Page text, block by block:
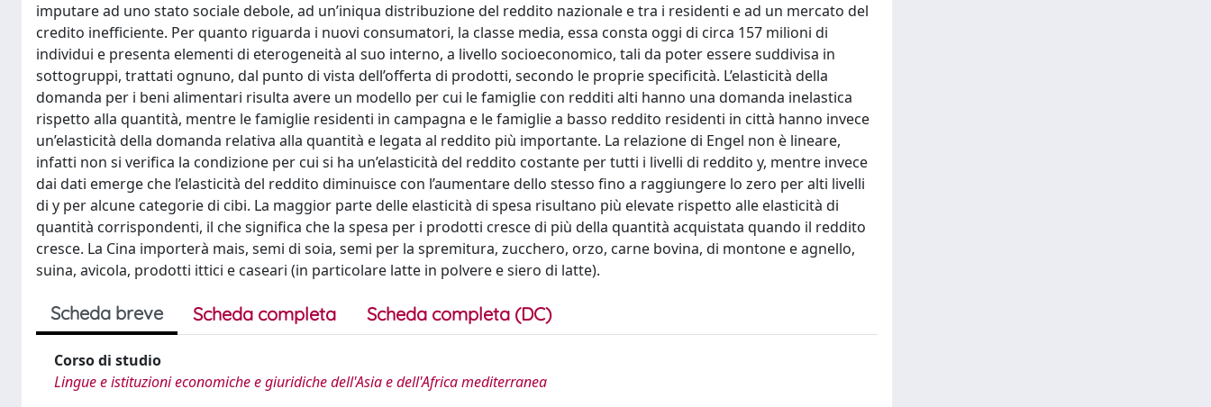
imputare ad uno stato sociale debole, ad un’iniqua distribuzione del reddito nazionale e tra i residenti e ad un mercato del
credito inefficiente. Per quanto riguarda i nuovi consumatori, la classe media, essa consta oggi di circa 157 milioni di
individui e presenta elementi di eterogeneità al suo interno, a livello socioeconomico, tali da poter essere suddivisa in
sottogruppi, trattati ognuno, dal punto di vista dell’offerta di prodotti, secondo le proprie specificità. L’elasticità della
domanda per i beni alimentari risulta avere un modello per cui le famiglie con redditi alti hanno una domanda inelastica
rispetto alla quantità, mentre le famiglie residenti in campagna e le famiglie a basso reddito residenti in città hanno invece
un’elasticità della domanda relativa alla quantità e legata al reddito più importante. La relazione di Engel non è lineare,
infatti non si verifica la condizione per cui si ha un’elasticità del reddito costante per tutti i livelli di reddito y, mentre invece
dai dati emerge che l’elasticità del reddito diminuisce con l’aumentare dello stesso fino a raggiungere lo zero per alti livelli
di y per alcune categorie di cibi. La maggior parte delle elasticità di spesa risultano più elevate rispetto alle elasticità di
quantità corrispondenti, il che significa che la spesa per i prodotti cresce di più della quantità acquistata quando il reddito
cresce. La Cina importerà mais, semi di soia, semi per la spremitura, zucchero, orzo, carne bovina, di montone e agnello,
suina, avicola, prodotti ittici e caseari (in particolare latte in polvere e siero di latte).
Scheda breve Scheda completa Scheda completa (DC)
Corso di studio
Lingue e istituzioni economiche e giuridiche dell'Asia e dell'Africa mediterranea